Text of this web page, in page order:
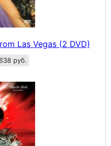
Las Vegas (2 DVD)
руб.